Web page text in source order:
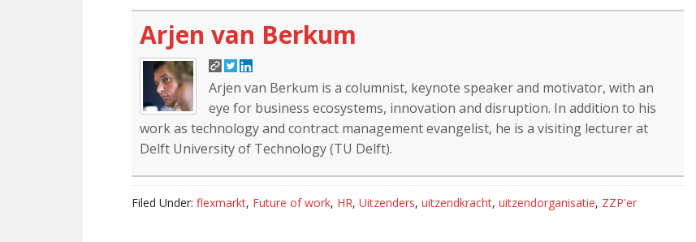
Arjen van Berkum
Arjen van Berkum is a columnist, keynote speaker and motivator, with an
eye for business ecosystems, innovation and disruption. In addition to his
work as technology and contract management evangelist, he is a visiting lecturer at
Delft University of Technology (TU Delft).
Filed Under: flexmarkt, Future of work, HR, Uitzenders, uitzendkracht, uitzendorganisatie, ZZP'er